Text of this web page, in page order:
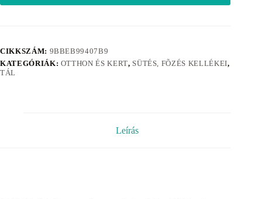
CIKKSZÁM: 9BBEB99407B9
KATEGÓRIÁK: OTTHON ÉS KERT, SÜTÉS, FÕZÉS KELLÉKEI,
TÁL
Leírás